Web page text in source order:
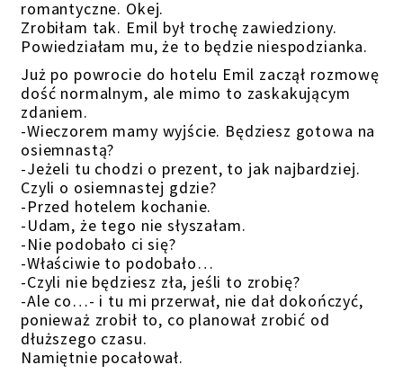
romantyczne. Okej.
Zrobiłam tak. Emil był trochę zawiedziony.
Powiedziałam mu, że to będzie niespodzianka.
Już po powrocie do hotelu Emil zaczął rozmowę
dość normalnym, ale mimo to zaskakującym
zdaniem.
-Wieczorem mamy wyjście. Będziesz gotowa na
osiemnastą?
-Jeżeli tu chodzi o prezent, to jak najbardziej.
Czyli o osiemnastej gdzie?
-Przed hotelem kochanie.
-Udam, że tego nie słyszałam.
-Nie podobało ci się?
-Właściwie to podobało…
-Czyli nie będziesz zła, jeśli to zrobię?
-Ale co…- i tu mi przerwał, nie dał dokończyć,
ponieważ zrobił to, co planował zrobić od
dłuższego czasu.
Namiętnie pocałował.